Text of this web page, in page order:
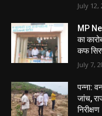
July 12,
MP
का
कफ
July 7,
पन्ना:
जांच,
निरीक्षण